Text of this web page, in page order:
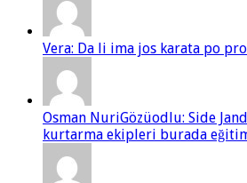
Vera: Da li ima jos karata po
Osman NuriGözüodlu: Side
kurtarma ekipleri burada